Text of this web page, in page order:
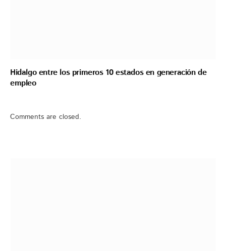
Hidalgo entre los primeros 10 estados en generación de
empleo
Comments are closed.